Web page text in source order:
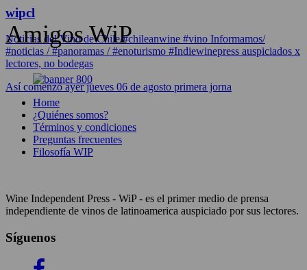
wipcl
Noticias del Vino de Chile/#chileanwine #vino Informamos/
#noticias / #panoramas / #enoturismo #Indiewinepress auspiciados x
lectores, no bodegas
Así comenzó ayer jueves 06 de agosto primera jorna
Amigos WiP
Home
¿Quiénes somos?
Términos y condiciones
Preguntas frecuentes
Filosofía WIP
Wine Independent Press - WiP - es el primer medio de prensa
independiente de vinos de latinoamerica auspiciado por sus lectores.
Síguenos